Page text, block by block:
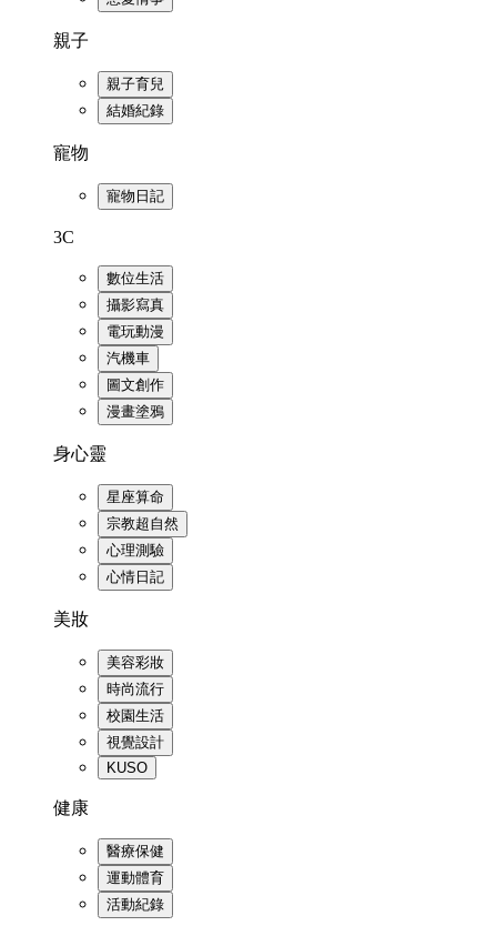
親子
親子育兒
結婚紀錄
寵物
寵物日記
3C
數位生活
攝影寫真
電玩動漫
汽機車
圖文創作
漫畫塗鴉
身心靈
星座算命
宗教超自然
心理測驗
心情日記
美妝
美容彩妝
時尚流行
校園生活
視覺設計
KUSO
健康
醫療保健
運動體育
活動紀錄